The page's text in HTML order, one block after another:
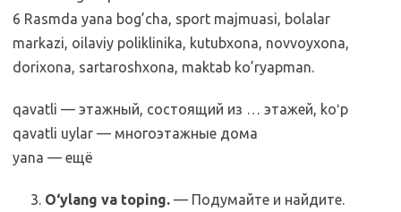
6 Rasmda yana bog’cha, sport majmuasi, bolalar
markazi, oilaviy poliklinika, kutubxona, novvoyxona,
dorixona, sartaroshxona, maktab ko’ryapman.
qavatli — этажный, состоящий из … этажей, koʻp
qavatli uylar — многоэтажные дома
yana — ещё
O‘ylang va toping. — Подумайте и найдите.